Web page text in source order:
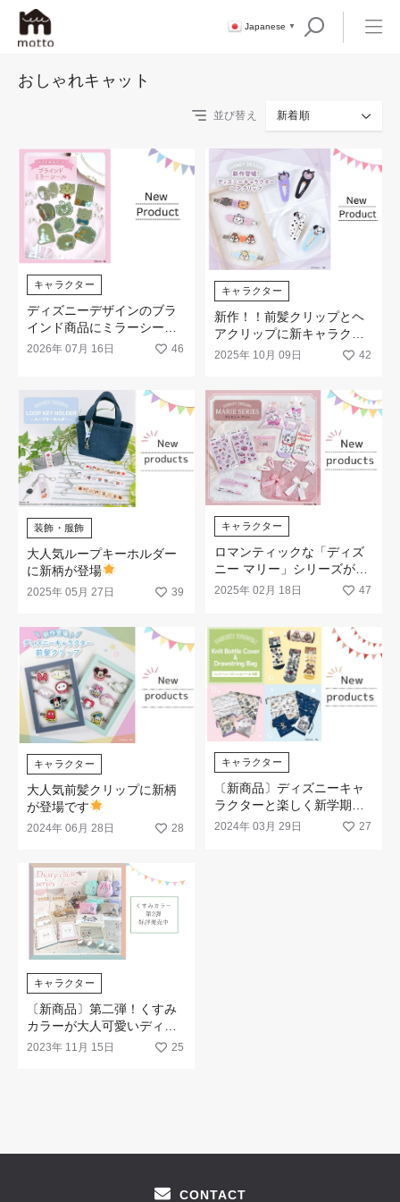
Japanese ▼
おしゃれキャット
並び替え 新着順
キャラクター
ディズニーデザインのブラ
インド商品にミラーシール
が新登場です♡
2026年 07月 16日 46
キャラクター
新作！！前髪クリップとヘ
アクリップに新キャラクタ
ーの登場です！
2025年 10月 09日 42
装飾・服飾
大人気ループキーホルダー
に新柄が登場
2025年 05月 27日 39
キャラクター
ロマンティックな「ディズ
ニー マリー」シリーズが登
場です
2025年 02月 18日 47
キャラクター
大人気前髪クリップに新柄
が登場です
2024年 06月 28日 28
キャラクター
〔新商品〕ディズニーキャ
ラクターと楽しく新学期準
備♪
2024年 03月 29日 27
キャラクター
〔新商品〕第二弾！くすみ
カラーが大人可愛いディズ
ニーキャラクターシリーズ♪
2023年 11月 15日 25
CONTACT